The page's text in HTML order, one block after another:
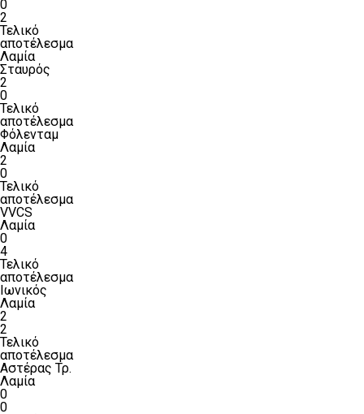
0
2
Τελικό
αποτέλεσμα
Λαμία
Σταυρός
2
0
Τελικό
αποτέλεσμα
Φόλενταμ
Λαμία
2
0
Τελικό
αποτέλεσμα
VVCS
Λαμία
0
4
Τελικό
αποτέλεσμα
Ιωνικός
Λαμία
2
2
Τελικό
αποτέλεσμα
Αστέρας Τρ.
Λαμία
0
0